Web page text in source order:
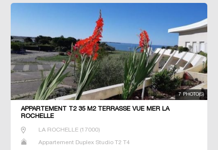
7 PHOTO(S)
APPARTEMENT T2 35 M2 TERRASSE VUE MER LA
ROCHELLE
LA ROCHELLE(17000)
Appartement Duplex Studio T2 T4